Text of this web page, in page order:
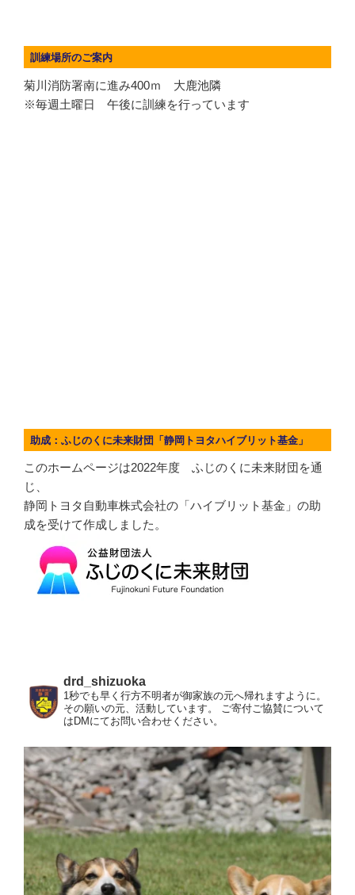
訓練場所のご案内
菊川消防署南に進み400ｍ 大鹿池隣
※毎週土曜日 午後に訓練を行っています
助成：ふじのくに未来財団「静岡トヨタハイブリット基金」
このホームページは2022年度 ふじのくに未来財団を通
じ、
静岡トヨタ自動車株式会社の「ハイブリット基金」の助
成を受けて作成しました。
drd_shizuoka
1秒でも早く行方不明者が御家族の元へ帰れますように。
その願いの元、活動しています。
ご寄付ご協賛について
はDMにてお問い合わせください。